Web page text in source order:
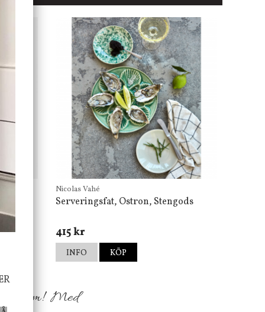
Nicolas Vahé
Serveringsfat, Ostron, Stengods
415 kr
INFO KÖP
hem! Med